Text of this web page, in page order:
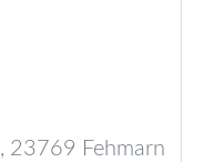
, 23769 Fehmarn